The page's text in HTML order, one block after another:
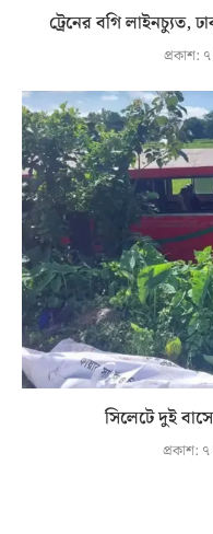
ট্রেনের বগি লাইনচ্যুত,
প্রকাশ:
সিলেটে দুই
প্রকাশ: